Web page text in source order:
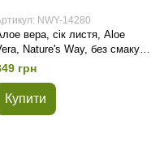
NWY-14280
вера, сік листя, Aloe
Nature's Way, без смаку, 1
грн
Купити